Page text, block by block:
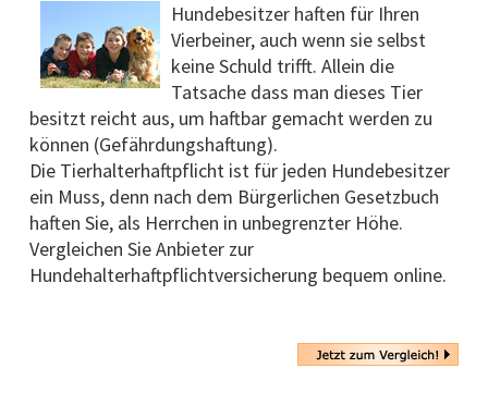
Hundebesitzer haften für Ihren
Vierbeiner, auch wenn sie selbst
keine Schuld trifft. Allein die
Tatsache dass man dieses Tier
besitzt reicht aus, um haftbar gemacht werden zu
können (Gefährdungshaftung).
Die Tierhalterhaftpflicht ist für jeden Hundebesitzer
ein Muss, denn nach dem Bürgerlichen Gesetzbuch
haften Sie, als Herrchen in unbegrenzter Höhe.
Vergleichen Sie Anbieter zur
Hundehalterhaftpflichtversicherung bequem online.